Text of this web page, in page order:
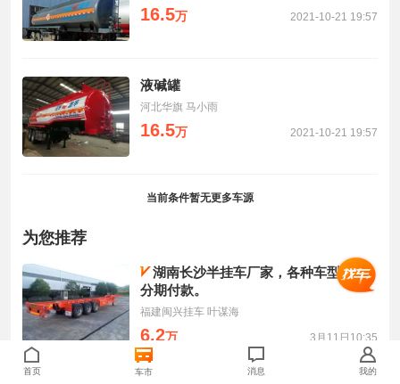
16.5万 2021-10-21 19:57
液碱罐
河北华旗 马小雨
16.5万 2021-10-21 19:57
当前条件暂无更多车源
为您推荐
湖南长沙半挂车厂家，各种车型支持
分期付款。
福建闽兴挂车 叶谋海
6.2万 3月11日10:35
首页 车市 消息 我的